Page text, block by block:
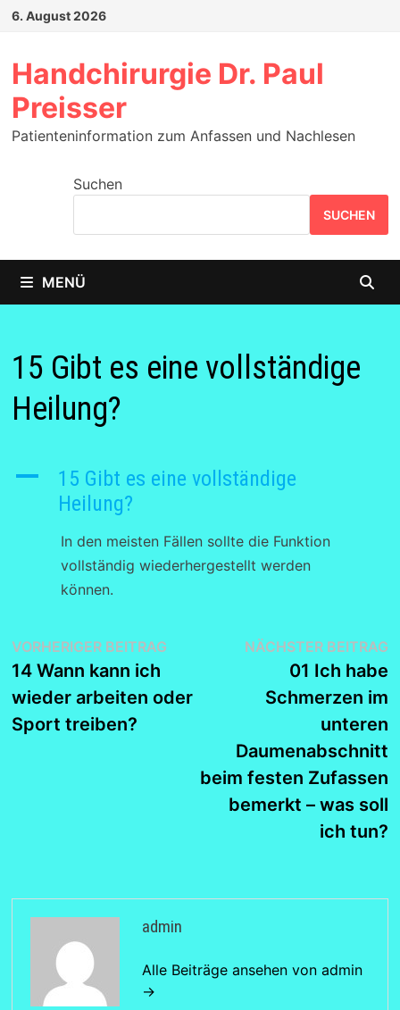
Zum
6. August 2026
Handchirurgie Dr. Paul
Preisser
Patienteninformation zum Anfassen und Nachlesen
Suchen
SUCHEN
MENÜ
15 Gibt es eine vollständige
Heilung?
A
15 Gibt es eine vollständige
Heilung?
In den meisten Fällen sollte die Funktion
vollständig wiederhergestellt werden
können.
Beitragsnavigation
VORHERIGER BEITRAGVorheriger
14 Wann kann ich
wieder arbeiten oder
Sport treiben?
NÄCHSTER BEITRAG
01 Ich habe
Schmerzen im
unteren
Daumenabschnitt
beim festen Zufassen
bemerkt – was soll
ich tun?
admin
Alle Beiträge ansehen von admin
→